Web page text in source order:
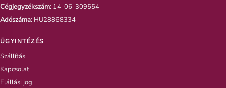
Cégjegyzékszám: 14-06-309554
Adószáma: HU28868334
ÜGYINTÉZÉS
Szállítás
Kapcsolat
Elállási jog